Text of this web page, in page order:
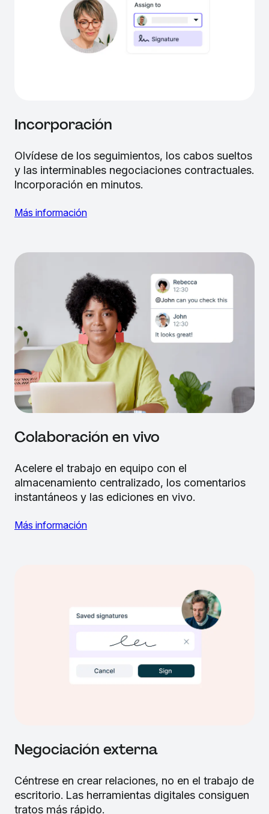
Incorporación
Olvídese de los seguimientos, los cabos sueltos
y las interminables negociaciones contractuales.
Incorporación en minutos.
Más información
Colaboración en vivo
Acelere el trabajo en equipo con el
almacenamiento centralizado, los comentarios
instantáneos y las ediciones en vivo.
Más información
Negociación externa
Céntrese en crear relaciones, no en el trabajo de
escritorio. Las herramientas digitales consiguen
tratos más rápido.